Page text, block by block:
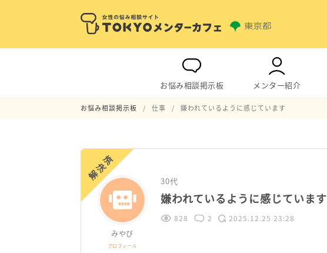
お悩み相談掲示板 メンター紹介
お悩み相談掲示板 仕事 嫌われているように感じています
解決済
みやび
プロフィール
30代
嫌われているように感じています
828 2 2025.12.25 23:28